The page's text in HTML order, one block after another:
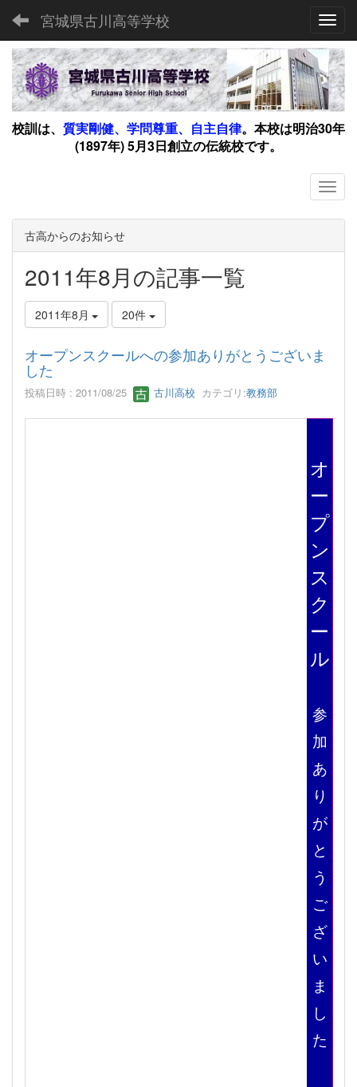
宮城県古川高等学校
校訓は、 質実剛健、学問尊重、自主自律。 本校は明治30年
(1897年) 5月3日創立の伝統校です。
古高からのお知らせ
2011年8月の記事一覧
2011年8月 20件
オープンスクールへの参加ありがとうございま
した
投稿日時 : 2011/08/25 古川高校 カテゴリ:教務部
オ
ー
プ
ン
ス
ク
ー
ル
参
加
あ
り
が
と
う
ご
ざ
い
ま
し
た